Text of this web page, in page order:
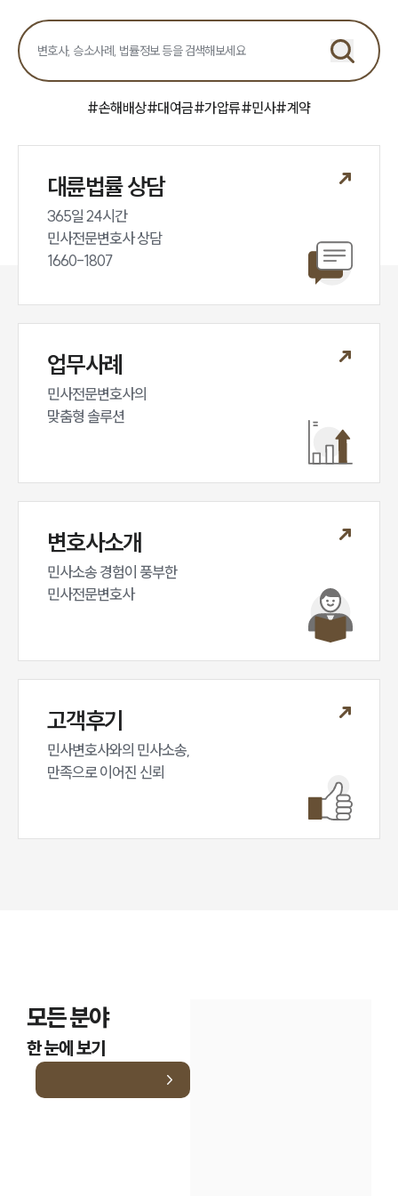
구성원 소개
소식/자료
세미나
대륜법률상담예약
#손해배상#대여금#가압류#민사#계약
대륜법률 상담
365일 24시간
민사전문변호사 상담
1660-1807
업무사례
민사전문변호사의
맞춤형 솔루션
변호사소개
민사소송 경험이 풍부한
민사전문변호사
고객후기
민사변호사와의 민사소송,
만족으로 이어진 신뢰
모든 분야
한 눈에 보기